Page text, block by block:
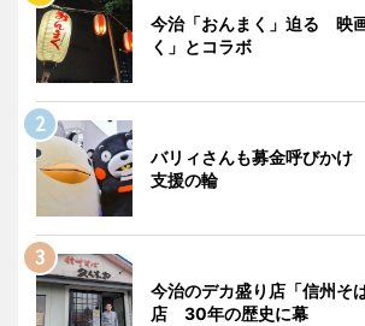
今治「おんまく」迫る 映
く」とコラボ
バリィさんも募金呼びか
支援の輪
今治のデカ盛り店「信州そ
店 30年の歴史に幕